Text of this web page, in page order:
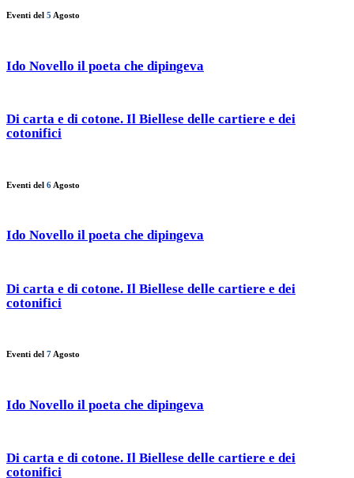
Eventi del 5 Agosto
Ido Novello il poeta che dipingeva
Di carta e di cotone. Il Biellese delle cartiere e dei
cotonifici
Eventi del 6 Agosto
Ido Novello il poeta che dipingeva
Di carta e di cotone. Il Biellese delle cartiere e dei
cotonifici
Eventi del 7 Agosto
Ido Novello il poeta che dipingeva
Di carta e di cotone. Il Biellese delle cartiere e dei
cotonifici